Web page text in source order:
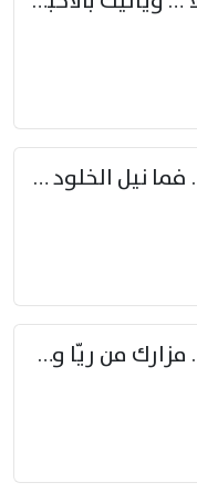
فصبرا في مجال الموت صبرا … فما نيل الخلود بمستطاع
حننت إلى ريّا ونفسك باعدت … مزارك من ريّا وشعباكما معا